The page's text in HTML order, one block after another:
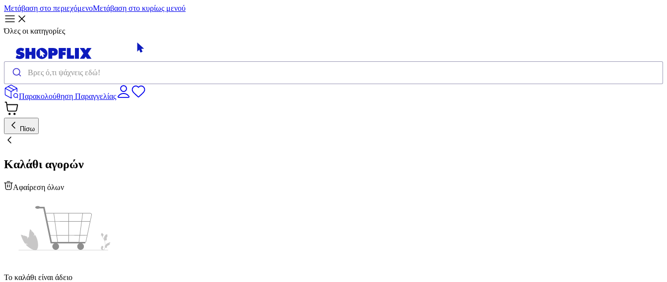
Μετάβαση στο περιεχόμενοΜετάβαση στο κυρίως μενού
Όλες οι κατηγορίες
Παρακολούθηση Παραγγελίας
Πίσω
Καλάθι αγορών
Αφαίρεση όλων
Το καλάθι είναι άδειο